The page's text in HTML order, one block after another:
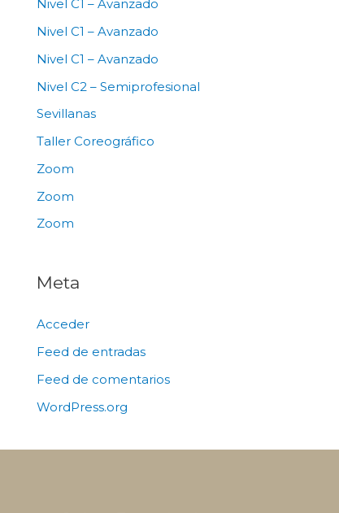
Nivel C1 – Avanzado
Nivel C1 – Avanzado
Nivel C1 – Avanzado
Nivel C2 – Semiprofesional
Sevillanas
Taller Coreográfico
Zoom
Zoom
Zoom
Meta
Acceder
Feed de entradas
Feed de comentarios
WordPress.org